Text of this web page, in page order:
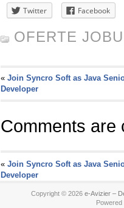
Twitter Facebook
OFERTE
« Join Syncro Soft as Java
Developer
Comments are
« Join Syncro Soft as Java
Developer
Copyright © 2026 e-Avizier –